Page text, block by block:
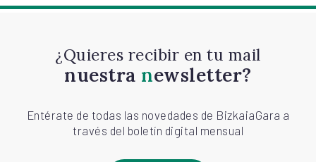
¿Quieres recibir en tu mail
nuestra newsletter?
Entérate de todas las novedades de BizkaiaGara a
través del boletín digital mensual